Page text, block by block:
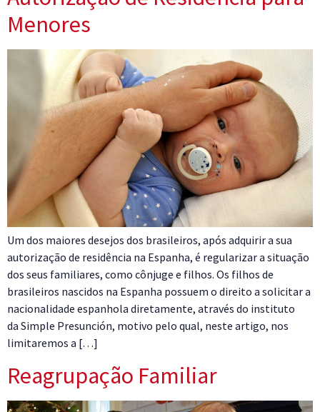
Menores
Um dos maiores desejos dos brasileiros, após adquirir a sua
autorização de residência na Espanha, é regularizar a situação
dos seus familiares, como cônjuge e filhos. Os filhos de
brasileiros nascidos na Espanha possuem o direito a solicitar a
nacionalidade espanhola diretamente, através do instituto
da Simple Presunción, motivo pelo qual, neste artigo, nos
limitaremos a […]
Reagrupação Familiar